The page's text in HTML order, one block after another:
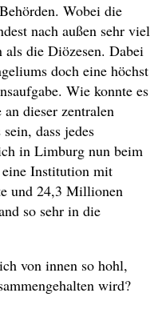
Wobei die
nach außen sehr viel
die Diözesen. Dabei
doch eine höchst
Wie konnte es
an dieser zentralen
dass jedes
in Limburg nun beim
Institution mit
und 24,3 Millionen
so sehr in die
von innen so hohl,
wird?